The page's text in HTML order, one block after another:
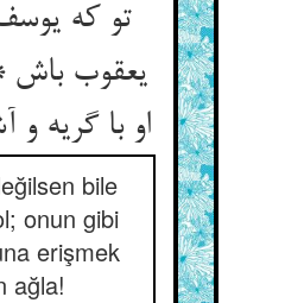
تو که
یعقوب
او با گریه و آشوب باش‌‌
bile
onun gibi
erişmek
ağla!